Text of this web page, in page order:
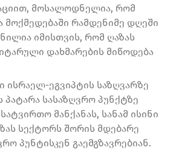
მოსალოდნელია, რომ
მოქმედებაში რამდენიმე დღეში
იმისთვის, რომ ღაზას
დახმარების მიწოდება
ისრაელ-ეგვიპტის საზღვარზე
პატარა სასაზღვრო პუნქტზე
მანქანას, სანამ ისინი
სექტორს შორის მდებარე
პუნტისკენ გაემგზავრებიან.